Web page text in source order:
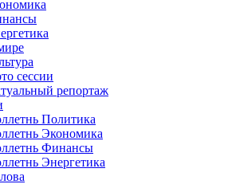
сессии
репортаж
Политика
Экономика
Финансы
Энергетика